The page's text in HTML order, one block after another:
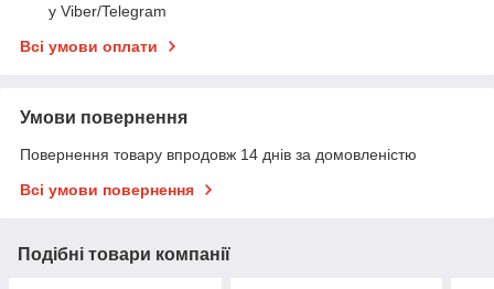
у Viber/Telegram
Всі умови оплати
Умови повернення
Повернення товару впродовж 14 днів за домовленістю
Всі умови повернення
Подібні товари компанії